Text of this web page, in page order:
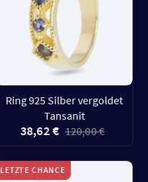
Ring 925 Silber vergoldet
Tansanit
38,62 € 120,00 €
LETZTE CHANCE